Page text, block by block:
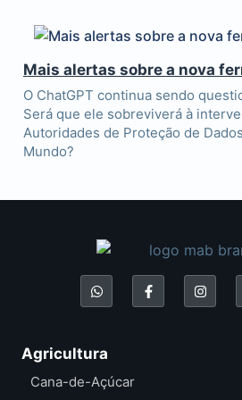
Mais alertas sobre a nova
O ChatGPT continua sendo
Será que ele sobreviverá à
Autoridades de Proteção de
Mundo?
Agricultura
Cana-de-Açúcar